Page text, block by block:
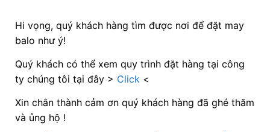
Hi vọng, quý khách hàng tìm được nơi để đặt may
balo như ý!
Quý khách có thể xem quy trình đặt hàng tại công
ty chúng tôi tại đây > Click<
Xin chân thành cảm ơn quý khách hàng đã ghé thăm
và ủng hộ !